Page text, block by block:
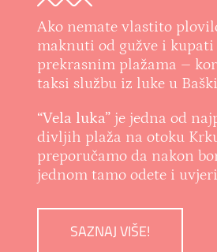
Ako nemate vlastito
maknuti od gužve i kupati
prekrasnim plažama –
taksi službu iz luke u
“Vela luka”je jedna od
divljih plaža na otoku
preporučamo da nakon
jednom tamo odete i
SAZNAJ VIŠE!